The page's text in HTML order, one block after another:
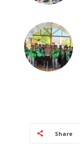
Share